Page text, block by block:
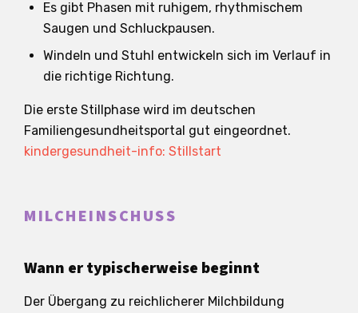
Es gibt Phasen mit ruhigem, rhythmischem
Saugen und Schluckpausen.
Windeln und Stuhl entwickeln sich im Verlauf in
die richtige Richtung.
Die erste Stillphase wird im deutschen
Familiengesundheitsportal gut eingeordnet.
kindergesundheit-info: Stillstart
MILCHEINSCHUSS
Wann er typischerweise beginnt
Der Übergang zu reichlicherer Milchbildung